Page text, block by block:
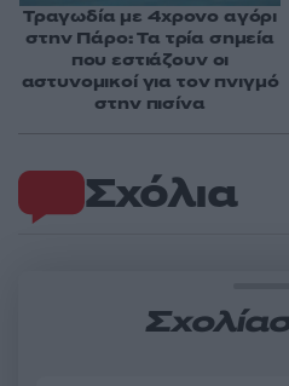
Σχόλια
Τραγωδία με 4χρονο αγόρι
στην Πάρο: Τα τρία σημεία
που εστιάζουν οι
αστυνομικοί για τον πνιγμό
στην πισίνα